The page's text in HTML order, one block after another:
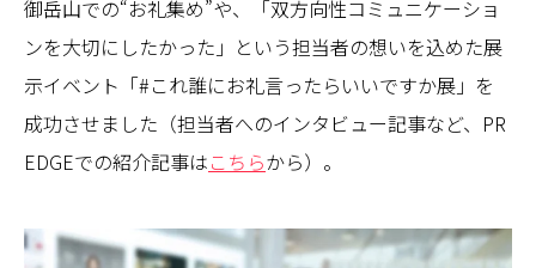
御岳山での“お礼集め”や、「双方向性コミュニケーショ
ンを大切にしたかった」という担当者の想いを込めた展
示イベント「#これ誰にお礼言ったらいいですか展」を
成功させました（担当者へのインタビュー記事など、PR
EDGEでの紹介記事はこちらから）。